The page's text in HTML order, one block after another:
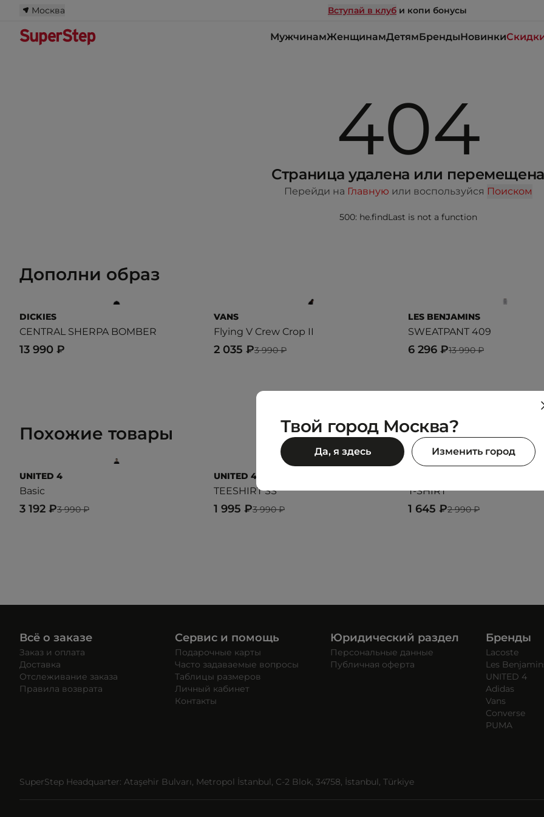
Москва Вступай в клуб и копи бонусы
МужчинамЖенщинамДетямБрендыНовинки
404
Страница удалена или перемещена
Перейди на Главную или воспользуйся Поиском
500: he.findLast is not a function
Дополни образ
DICKIES
CENTRAL SHERPA BOMBER
13 990 ₽
VANS
Flying V Crew Crop II
3 990 ₽
2 035 ₽
LES BENJAMINS
SWEATPANT 409
13 990 ₽
6 296 ₽
Похожие товары
UNITED 4
Basic
3 990 ₽
3 192 ₽
UNITED 4
TEESHIRT SS
3 990 ₽
1 995 ₽
T-SHIRT
2 990 ₽
1 645 ₽
Всё о заказе
Заказ и оплата
Доставка
Отслеживание заказа
Правила возврата
Сервис и помощь
Подарочные карты
Часто задаваемые вопросы
Таблицы размеров
Личный кабинет
Контакты
Юридический раздел
Персональные данные
Публичная оферта
Бренды
Lacoste
Les
UNITED 4
Adidas
Vans
Converse
PUMA
SuperStep Headquarter: Ataşehir Bulvarı, Metropol İstanbul, C-2 Blok, 34758, İstanbul, Türkiye
Твой город Москва?
Да, я здесь Изменить город